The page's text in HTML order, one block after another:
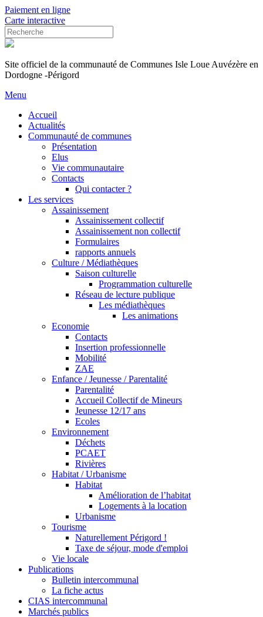
Paiement en ligne
Carte interactive
Site officiel de la communauté de Communes Isle Loue Auvézère en
Dordogne -Périgord
Menu
Accueil
Actualités
Communauté de communes
Présentation
Elus
Vie communautaire
Contacts
Qui contacter ?
Les services
Assainissement
Assainissement collectif
Assainissement non collectif
Formulaires
rapports annuels
Culture / Médiathèques
Saison culturelle
Programmation culturelle
Réseau de lecture publique
Les médiathèques
Les animations
Economie
Contacts
Insertion professionnelle
Mobilité
ZAE
Enfance / Jeunesse / Parentalité
Parentalité
Accueil Collectif de Mineurs
Jeunesse 12/17 ans
Ecoles
Environnement
Déchets
PCAET
Rivières
Habitat / Urbanisme
Habitat
Amélioration de l’habitat
Logements à la location
Urbanisme
Tourisme
Naturellement Périgord !
Taxe de séjour, mode d'emploi
Vie locale
Publications
Bulletin intercommunal
La fiche actus
CIAS intercommunal
Marchés publics